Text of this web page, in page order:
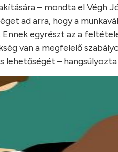
– mondta el Végh
ad arra, hogy a
egyrészt az a
van a megfelelő
– hangsúlyozta